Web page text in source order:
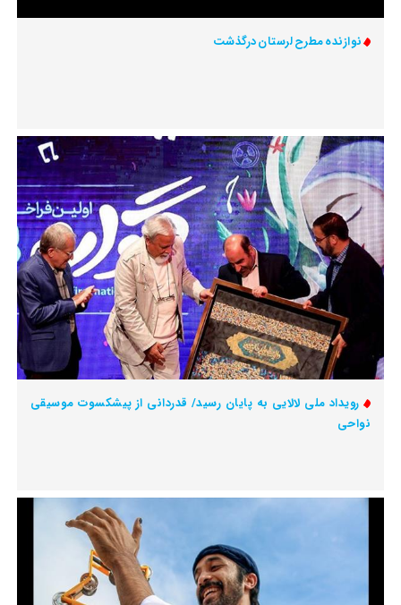
نوازنده مطرح لرستان درگذشت
رویداد ملی لالایی به پایان رسید/ قدردانی از پیشکسوت موسیقی
نواحی